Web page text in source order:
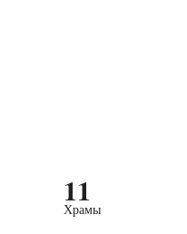
11
Храмы